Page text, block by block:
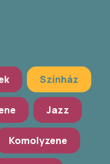
Színház
Jazz
Komolyzene